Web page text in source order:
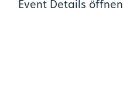
Event Details öffnen